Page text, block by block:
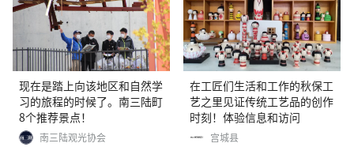
现在是踏上向该地区和自然学
习的旅程的时候了。南三陆町
8个推荐景点！
南三陆观光协会
在工匠们生活和工作的秋保工
艺之里见证传统工艺品的创作
时刻！体验信息和访问
宫城县